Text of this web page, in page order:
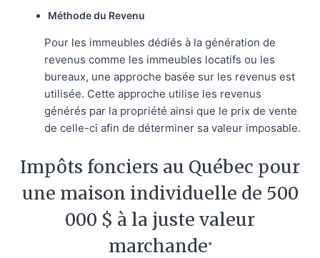
Méthode du Revenu
Pour les immeubles dédiés à la génération de
revenus comme les immeubles locatifs ou les
bureaux, une approche basée sur les revenus est
utilisée. Cette approche utilise les revenus
générés par la propriété ainsi que le prix de vente
de celle-ci afin de déterminer sa valeur imposable.
Impôts fonciers au Québec pour
une maison individuelle de 500
000 $ à la juste valeur
marchande*